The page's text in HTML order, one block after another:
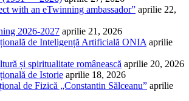
with an eTwinning ambassador” aprilie 22,
2026-2027 aprilie 21, 2026
de Inteligență Artificială ONIA aprilie
și spiritualitate românească aprilie 20, 2026
de Istorie aprilie 18, 2026
de Fizică „Constantin Sălceanu” aprilie